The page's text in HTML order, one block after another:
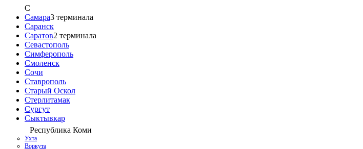
С
Самара3 терминала
Саранск
Саратов2 терминала
Севастополь
Симферополь
Смоленск
Сочи
Ставрополь
Старый Оскол
Стерлитамак
Сургут
Сыктывкар
Республика Коми
Ухта
Воркута